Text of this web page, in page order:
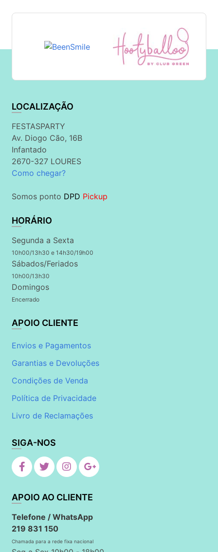
LOCALIZAÇÃO
FESTASPARTY
Av. Diogo Cão, 16B
Infantado
2670-327 LOURES
Como chegar?
Somos ponto DPD Pickup
HORÁRIO
Segunda a Sexta
10h00/13h30 e 14h30/19h00
Sábados/Feriados
10h00/13h30
Domingos
Encerrado
APOIO CLIENTE
Envios e Pagamentos
Garantias e Devoluções
Condições de Venda
Política de Privacidade
Livro de Reclamações
SIGA-NOS
APOIO AO CLIENTE
Telefone / WhatsApp
219 831 150
Chamada para a rede fixa nacional